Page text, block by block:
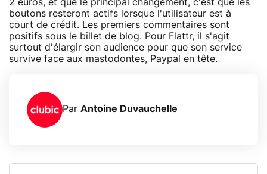
2 euros, et que le principal changement, c'est que les
boutons resteront actifs lorsque l'utilisateur est à
court de crédit. Les premiers commentaires sont
positifs sous le billet de blog. Pour Flattr, il s'agit
surtout d'élargir son audience pour que son service
survive face aux mastodontes, Paypal en tête.
Par Antoine Duvauchelle